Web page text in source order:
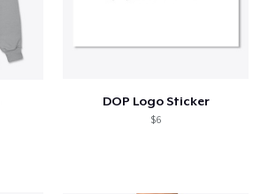
DOP Logo Sticker
$6